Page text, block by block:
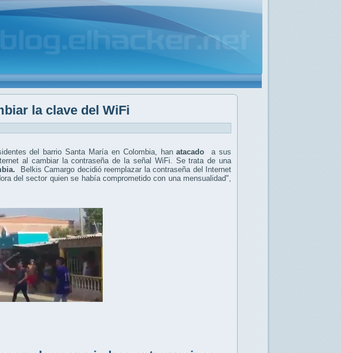
la clave del WiFi
del barrio Santa María en Colombia, hanatacado
a sus
al cambiar la contraseña de la señal WiFi. Se trata de una
Belkis Camargo decidió reemplazar la contraseña del Internet
del sector quien se había comprometido con una mensualidad",